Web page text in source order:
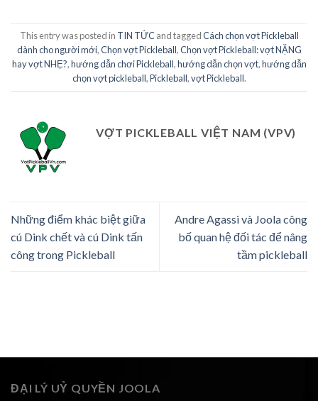
This entry was posted in TIN TỨCand taggedCách chọn vợt Pickleball
dành cho người mới,Chọn vợt Pickleball,Chọn vợt Pickleball: vợt NẶNG
hay vợt NHẸ?,hướng dẫn chơi Pickleball,hướng dẫn chọn vợt,hướng dẫn
chọn vợt pickleball,Pickleball,vợt Pickleball.
VỢT PICKLEBALL VIỆT NAM (VPV)
Những điểm khác biệt giữa
cú Dink chết và cú Dink tấn
công trong Pickleball
Andre Agassi và Joola công
bố quan hệ đối tác để nâng
tầm pickleball
ĐẠI LÝ UỶ QUYỀN JOOLA